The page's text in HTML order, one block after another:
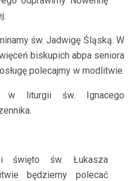
św. Jadwigę Śląską. W
biskupich abpa seniora
polecajmy w modlitwie.
w liturgii św. Ignacego
św. Łukasza
będziemy polecać